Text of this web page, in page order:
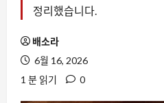
정리했습니다.
배소라
6월 16, 2026
1 분 읽기
0